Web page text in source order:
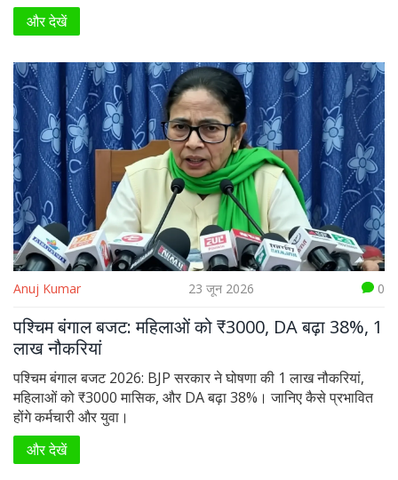
और देखें
Anuj Kumar 23 जून 2026 0
पश्चिम बंगाल बजट: महिलाओं को ₹3000, DA बढ़ा 38%, 1
लाख नौकरियां
पश्चिम बंगाल बजट 2026: BJP सरकार ने घोषणा की 1 लाख नौकरियां,
महिलाओं को ₹3000 मासिक, और DA बढ़ा 38%। जानिए कैसे प्रभावित
होंगे कर्मचारी और युवा।
और देखें